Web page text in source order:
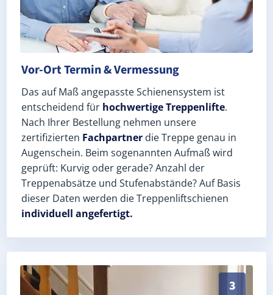
Vor-Ort Termin & Vermessung
Das auf Maß angepasste Schienensystem ist
entscheidend für hochwertige Treppenlifte.
Nach Ihrer Bestellung nehmen unsere
zertifizierten Fachpartner die Treppe genau in
Augenschein. Beim sogenannten Aufmaß wird
geprüft: Kurvig oder gerade? Anzahl der
Treppenabsätze und Stufenabstände? Auf Basis
dieser Daten werden die Treppenliftschienen
individuell angefertigt.
3
Schneller, sauberer Einbau durch zertifizierte